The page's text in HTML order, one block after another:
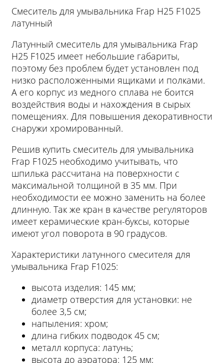
Смеситель для умывальника Frap H25 F1025
латунный
Латунный смеситель для умывальника Frap
H25 F1025 имеет небольшие габариты,
поэтому без проблем будет установлен под
низко расположенными ящиками и полками.
А его корпус из медного сплава не боится
воздействия воды и нахождения в сырых
помещениях. Для повышения декоративности
снаружи хромированный.
Решив купить смеситель для умывальника
Frap F1025 необходимо учитывать, что
шпилька рассчитана на поверхности с
максимальной толщиной в 35 мм. При
необходимости ее можно заменить на более
длинную. Так же кран в качестве регуляторов
имеет керамические кран-буксы, которые
имеют угол поворота в 90 градусов.
Характеристики латунного смесителя для
умывальника Frap F1025:
высота изделия: 145 мм;
диаметр отверстия для установки: не
более 3,5 см;
напыления: хром;
длина гибких подводок 45 см;
металл корпуса: латунь;
высота до аэратора: 125 мм;